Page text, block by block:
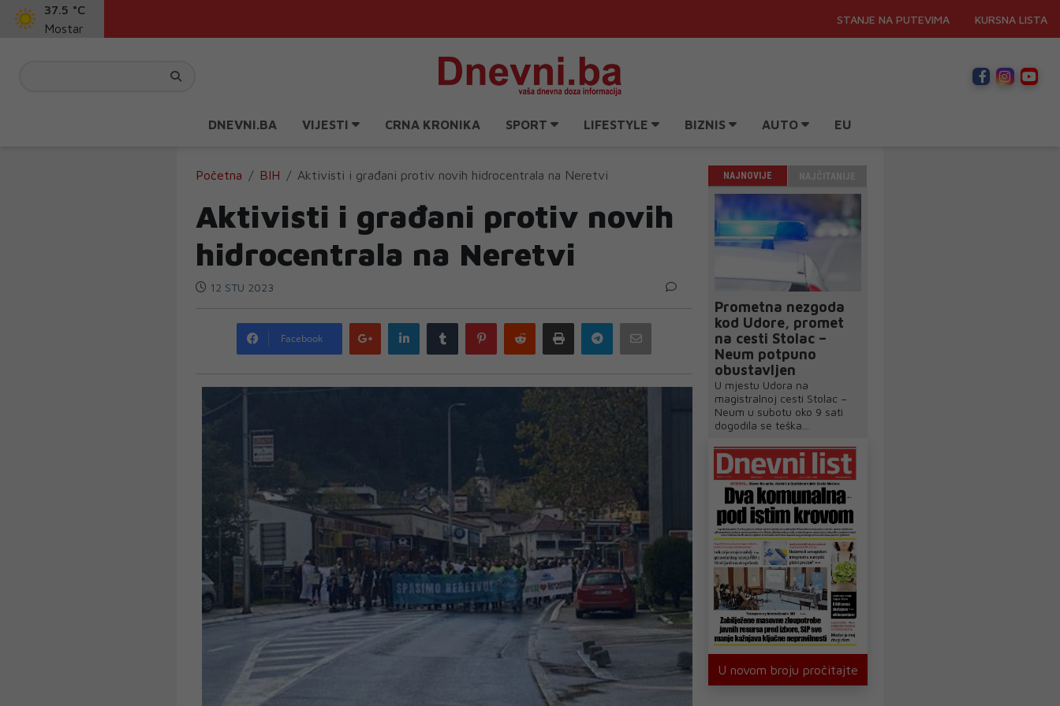
37.5 °C
Mostar
STANJE NA PUTEVIMA KURSNA LISTA
DNEVNI.BA VIJESTI CRNA KRONIKA SPORT LIFESTYLE BIZNIS AUTO EU
Početna BIH Aktivisti i građani protiv novih hidrocentrala na Neretvi
Aktivisti i građani protiv novih
hidrocentrala na Neretvi
12 STU 2023
Facebook
Google
plus
LinkedIn Tumblr PinterestReddit Print Telegram
NAJNOVIJE
Prometna nezgoda
kod Udore, promet
na cesti Stolac –
Neum potpuno
obustavljen
U mjestu Udora na
magistralnoj cesti Stolac –
Neum u subotu oko 9 sati
dogodila se teška...
U novom broju pročitajte